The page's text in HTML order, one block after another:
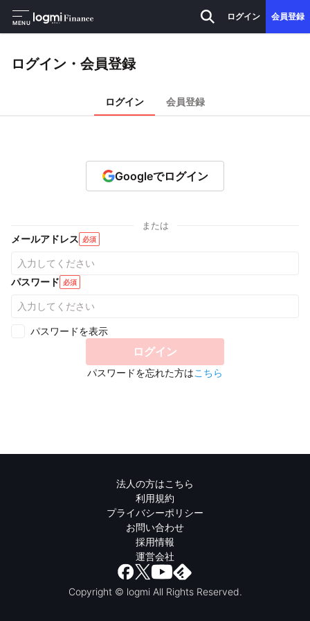
MENU
ログイン 会員登録
ログイン・会員登録
ログイン 会員登録
Googleでログイン
または
メールアドレス 必須
パスワード 必須
パスワードを表示
ログイン
パスワードを忘れた方はこちら
法人の方はこちら
利用規約
プライバシーポリシー
お問い合わせ
採用情報
運営会社
Copyright © logmi All Rights Reserved.